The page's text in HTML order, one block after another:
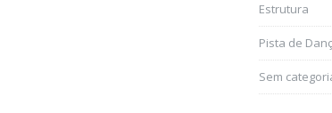
Estrutura
Pista de
Sem